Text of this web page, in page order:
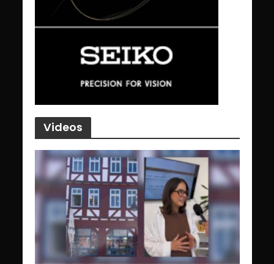
Videos